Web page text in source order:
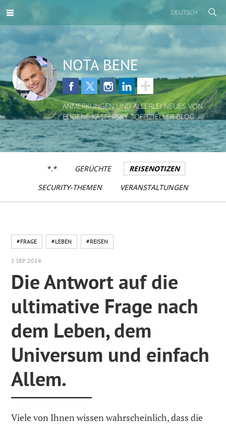
DEUTSCH
NOTA BENE
ANMERKUNGEN UND ALLERLEI NEUES VON
EUGENE KASPERSKY - OFFIZIELLER BLOG
*.* GERÜCHTE
REISENOTIZEN
SECURITY-THEMEN
VERANSTALTUNGEN
#FRAGE #LEBEN #REISEN
1 SEP 2014
Die Antwort auf die
ultimative Frage nach
dem Leben, dem
Universum und einfach
Allem.
Viele von Ihnen wissen wahrscheinlich, dass die